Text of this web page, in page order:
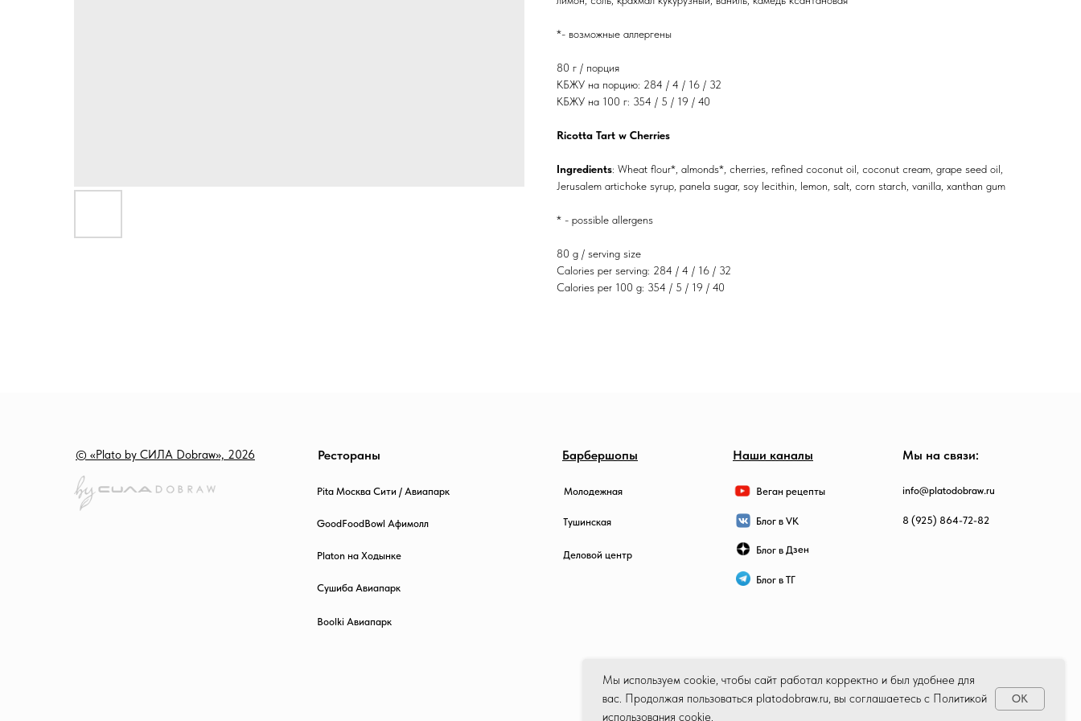
*- возможные аллергены
80 г / порция
КБЖУ на порцию: 284 / 4 / 16 / 32
КБЖУ на 100 г: 354 / 5 / 19 / 40
Ricotta Tart w Сherries
Ingredients: Wheat flour*, almonds*, cherries, refined coconut oil, coconut cream, grape seed oil,
Jerusalem artichoke syrup, panela sugar, soy lecithin, lemon, salt, corn starch, vanilla, xanthan gum
* - possible allergens
80 g / serving size
Calories per serving: 284 / 4 / 16 / 32
Calories per 100 g: 354 / 5 / 19 / 40
© «Plato by СИЛА Dobraw», 2026 Барбершопы
Молодежная
Тушинская
Деловой центр
Рестораны
Pita Москва Сити / Авиапарк
GoodFoodBowl Афимолл
Platon на Ходынке
Сушиба Авиапарк
Boolki Авиапарк
Наши каналы
Блог в VK
Веган рецепты
Блог в Дзен
Блог в ТГ
Мы на связи:
info@platodobraw.ru
8 (925) 864-72-82
Мы используем cookie, чтобы сайт работал корректно и был удобнее для
вас. Продолжая пользоваться platodobraw.ru, вы соглашаетесь с Политикой
использования cookie.
OK